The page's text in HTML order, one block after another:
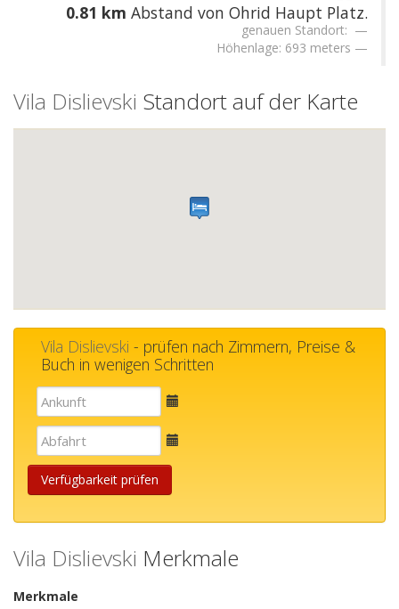
0.81 km Abstand von Ohrid Haupt Platz.
genauen Standort:
Höhenlage: 693 meters
Vila Dislievski Standort auf der Karte
Vila Dislievski - prüfen nach Zimmern, Preise &
Buch in wenigen Schritten
E-
mail
E-
mail
Verfügbarkeit prüfen
Vila Dislievski Merkmale
Merkmale